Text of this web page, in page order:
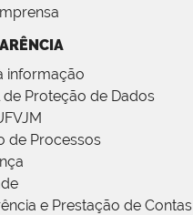
informação
de Proteção de Dados
de Processos
e Prestação de Contas